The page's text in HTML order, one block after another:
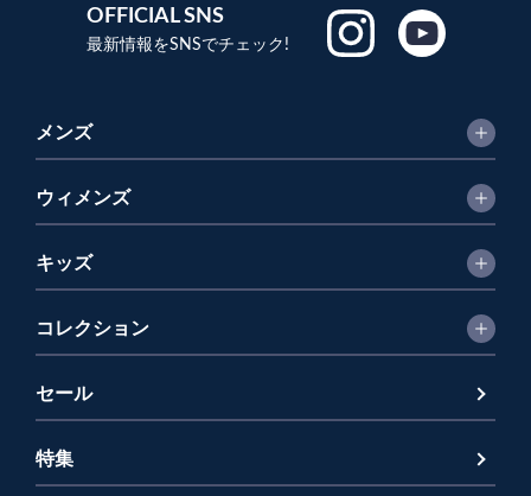
OFFICIAL SNS
最新情報をSNSでチェック!
メンズ
ウィメンズ
キッズ
コレクション
セール
特集